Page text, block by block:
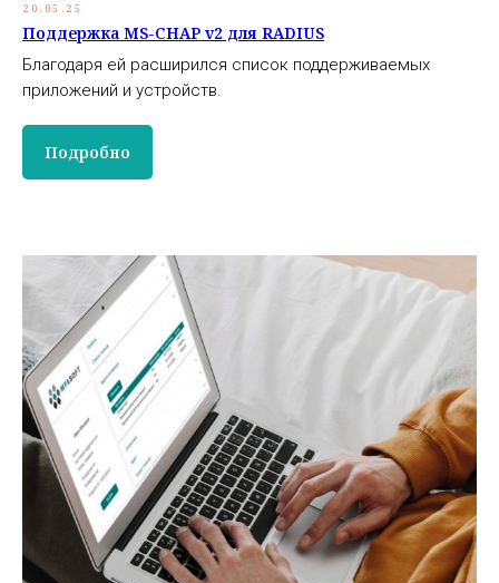
20.05.25
Поддержка MS-CHAP v2 для RADIUS
Благодаря ей расширился список поддерживаемых
приложений и устройств.
Подробно